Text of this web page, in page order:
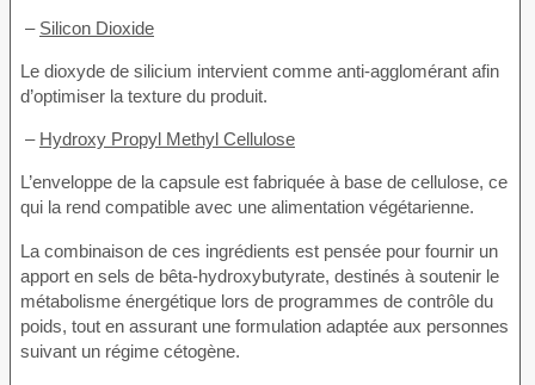
– Silicon Dioxide
Le dioxyde de silicium intervient comme anti-agglomérant afin
d’optimiser la texture du produit.
– Hydroxy Propyl Methyl Cellulose
L’enveloppe de la capsule est fabriquée à base de cellulose, ce
qui la rend compatible avec une alimentation végétarienne.
La combinaison de ces ingrédients est pensée pour fournir un
apport en sels de bêta-hydroxybutyrate, destinés à soutenir le
métabolisme énergétique lors de programmes de contrôle du
poids, tout en assurant une formulation adaptée aux personnes
suivant un régime cétogène.